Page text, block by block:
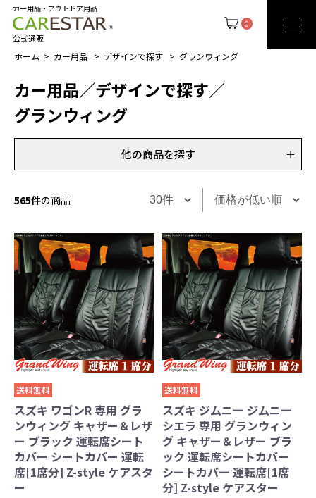
0
カー用品・アウトドア用品
公式通販
ホーム カー用品 デザインで探す グランウィング
カー用品／デザインで探す／
グランウィング
他の商品を探す
565件の商品
送料無料
スズキ ワゴンR 専用 グラ
ンウィング キャザー＆レザ
ー ブラック 運転席シート
カバー シートカバー 運転
席[1席分] Z-style ケアスタ
ー
送料無料
スズキ ジムニー ジムニー
シエラ 専用 グランウィン
グ キャザー＆レザー ブラ
ック 運転席シートカバー
シートカバー 運転席[1席
分] Z-style ケアスター